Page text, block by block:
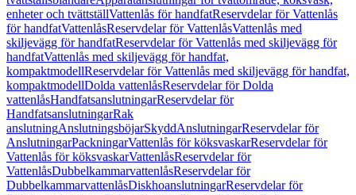
enheter och tvättställVattenlås för handfatReservdelar för Vattenlås
för handfatVattenlåsReservdelar för VattenlåsVattenlås med
skiljevägg för handfatReservdelar för Vattenlås med skiljevägg för
handfatVattenlås med skiljevägg för handfat,
kompaktmodellReservdelar för Vattenlås med skiljevägg för handfat,
kompaktmodellDolda vattenlåsReservdelar för Dolda
vattenlåsHandfatsanslutningarReservdelar för
HandfatsanslutningarRak
anslutningAnslutningsböjarSkyddAnslutningarReservdelar för
AnslutningarPackningarVattenlås för köksvaskarReservdelar för
Vattenlås för köksvaskarVattenlåsReservdelar för
VattenlåsDubbelkammarvattenlåsReservdelar för
DubbelkammarvattenlåsDiskhoanslutningarReservdelar för